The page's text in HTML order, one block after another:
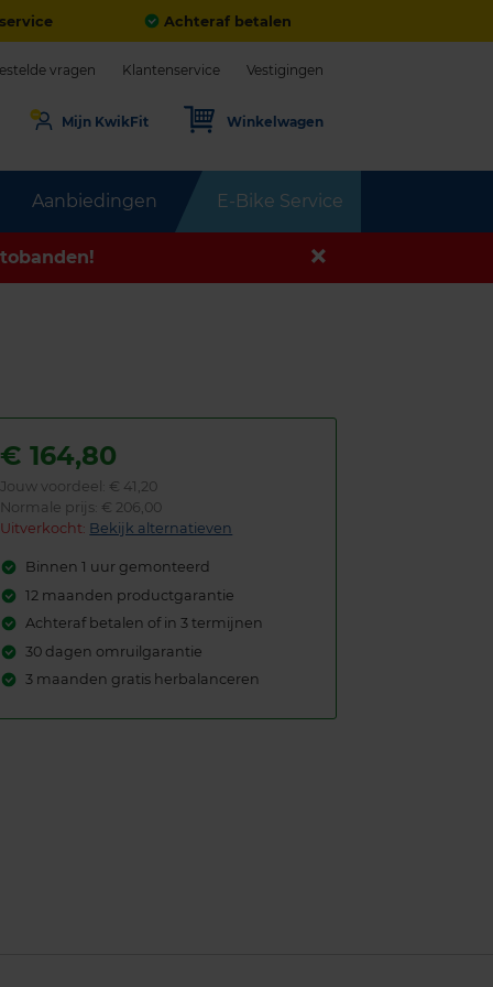
Achteraf betalen
Aanbiedingen E-Bike Service
vragen Klantenservice Vestigingen
Mijn KwikFit Winkelwagen
€164,80
Jouw voordeel: € 41,20
Normale prijs: € 206,00
Uitverkocht: Bekijk alternatieven
Binnen 1 uur gemonteerd
12 maanden productgarantie
Achteraf betalen of in 3 termijnen
30 dagen omruilgarantie
3 maanden gratis herbalanceren